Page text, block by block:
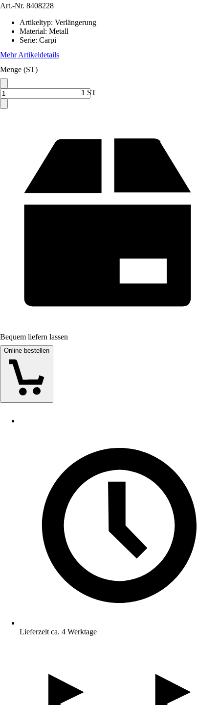
Art.-Nr. 8408228
Artikeltyp: Verlängerung
Material: Metall
Serie: Carpi
Mehr Artikeldetails
Menge (ST)
1 ST
Bequem liefern lassen
Online bestellen
Lieferzeit ca. 4 Werktage